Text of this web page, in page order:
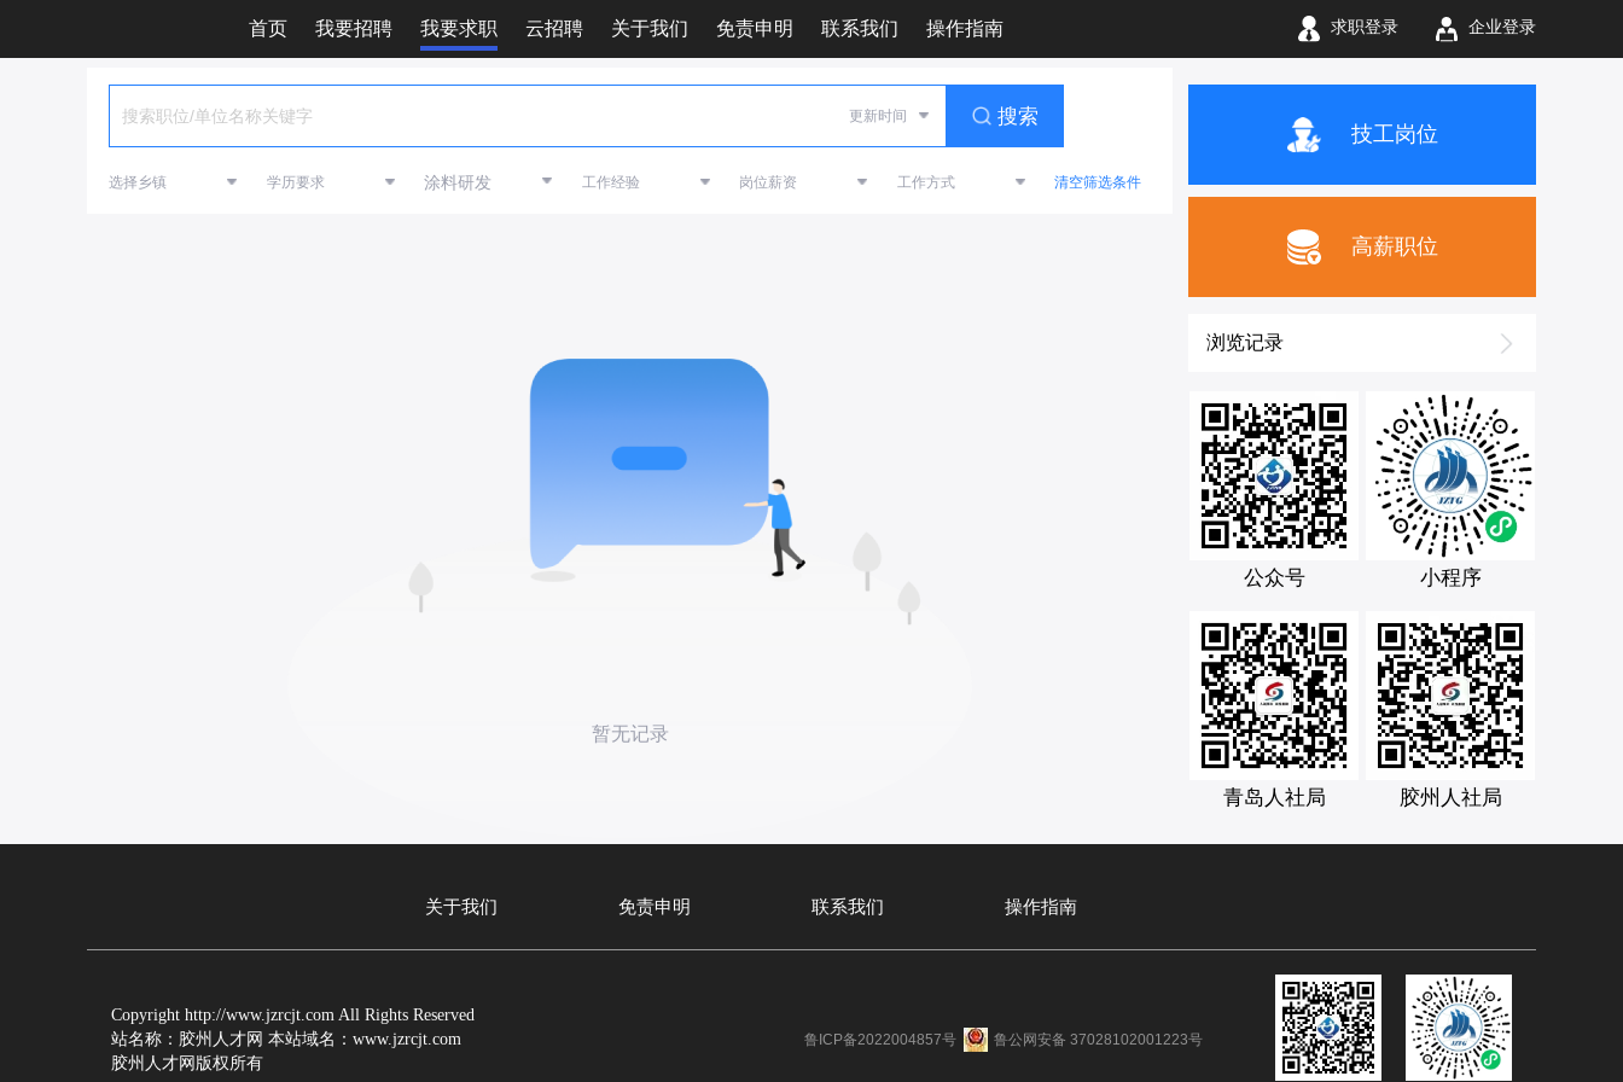
首页 我要招聘 我要求职 云招聘 关于我们 免责申明 联系我们 操作指南 求职登录 企业登录
搜索
涂料研发 清空筛选条件
暂无记录
技工岗位
高薪职位
浏览记录
公众号 小程序
青岛人社局 胶州人社局
关于我们 免责申明 联系我们 操作指南
Copyright http://www.jzrcjt.com All Rights Reserved
站名称：胶州人才网 本站域名：www.jzrcjt.com
胶州人才网版权所有
鲁ICP备2022004857号 鲁公网安备 37028102001223号